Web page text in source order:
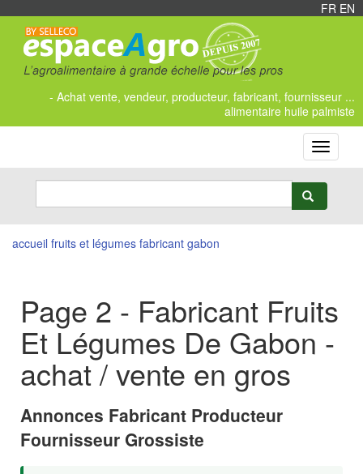
FR EN
- Achat vente, vendeur, producteur, fabricant, fournisseur ...
alimentaire huile palmiste
Toggle
accueil fruits et légumes fabricant gabon
Page 2 - Fabricant Fruits
Et Légumes De Gabon -
achat / vente en gros
Annonces Fabricant Producteur
Fournisseur Grossiste